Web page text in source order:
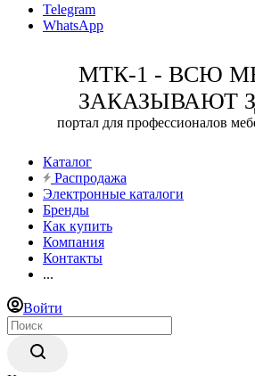
Telegram
WhatsApp
МТК-1 - ВСЮ
ЗАКАЗЫВАЮТ
портал для профессионалов
Каталог
Распродажа
Электронные каталоги
Бренды
Как купить
Компания
Контакты
...
Войти